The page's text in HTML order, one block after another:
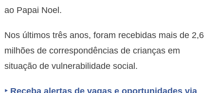
ao Papai Noel.
Nos últimos três anos, foram recebidas mais de 2,6
milhões de correspondências de crianças em
situação de vulnerabilidade social.
‣ Receba alertas de vagas e oportunidades via